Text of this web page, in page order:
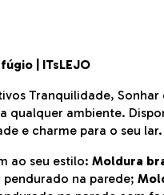
| ITsLEJO
Tranquilidade, Sonhar
qualquer ambiente.
e charme para o seu lar.
ao seu estilo: Moldura
na parede;